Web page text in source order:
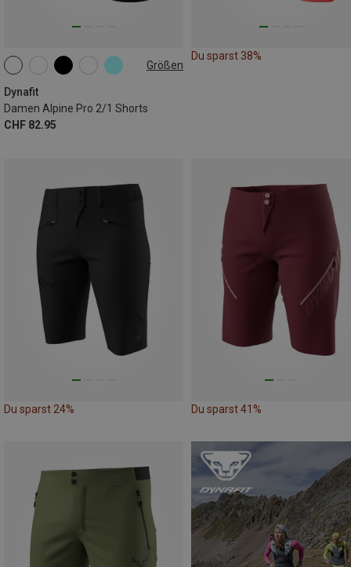
Größen
Dynafit
Damen Alpine Pro 2/1 Shorts
CHF 82.95
XS M
Du sparst 38%
Du sparst 24% Du sparst 41%